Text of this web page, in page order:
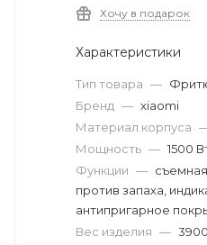
Хочу в подарок
Характеристики
Тип товара —
Бренд — xiaomi
Материал корпуса
Мощность — 1500
Функции —
против запаха,
антипригарное
Вес изделия —